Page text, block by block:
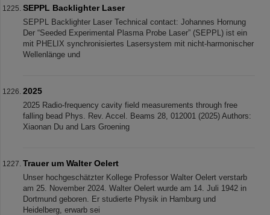
SEPPL Backlighter Laser
SEPPL Backlighter Laser Technical contact: Johannes Hornung
Der “Seeded Experimental Plasma Probe Laser” (SEPPL) ist ein
mit PHELIX synchronisiertes Lasersystem mit nicht-harmonischer
Wellenlänge und
2025
2025 Radio-frequency cavity field measurements through free
falling bead Phys. Rev. Accel. Beams 28, 012001 (2025) Authors:
Xiaonan Du and Lars Groening
Trauer um Walter Oelert
Unser hochgeschätzter Kollege Professor Walter Oelert verstarb
am 25. November 2024. Walter Oelert wurde am 14. Juli 1942 in
Dortmund geboren. Er studierte Physik in Hamburg und
Heidelberg, erwarb sei